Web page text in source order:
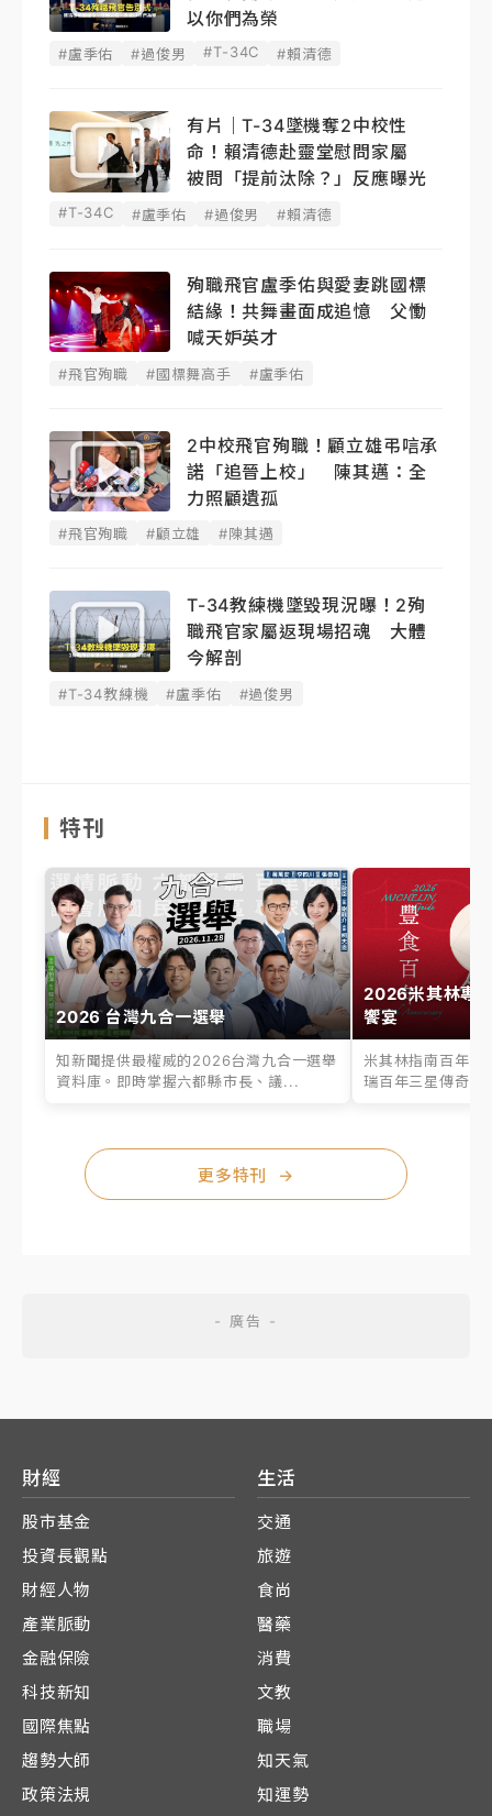
以你們為榮
#盧季佑 #過俊男 #T-34C #賴清德
有片｜T-34墜機奪2中校性
命！賴清德赴靈堂慰問家屬
被問「提前汰除？」反應曝光
#T-34C #盧季佑 #過俊男 #賴清德
殉職飛官盧季佑與愛妻跳國標
結緣！共舞畫面成追憶 父慟
喊天妒英才
#飛官殉職 #國標舞高手 #盧季佑
2中校飛官殉職！顧立雄弔唁承
諾「追晉上校」 陳其邁：全
力照顧遺孤
#飛官殉職 #顧立雄 #陳其邁
T-34教練機墜毀現況曝！2殉
職飛官家屬返現場招魂 大體
今解剖
#T-34教練機 #盧季佑 #過俊男
特刊
2026 台灣九合一選舉
知新聞提供最權威的2026台灣九合一選舉
資料庫。即時掌握六都縣市長、議...
2026米其林專
饗宴
米其林指南百年之
瑞百年三星傳奇、
更多特刊 →
財經
股市基金
投資長觀點
財經人物
產業脈動
金融保險
科技新知
國際焦點
趨勢大師
政策法規
生活
交通
旅遊
食尚
醫藥
消費
文教
職場
知天氣
知運勢